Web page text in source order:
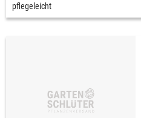
pflegeleicht